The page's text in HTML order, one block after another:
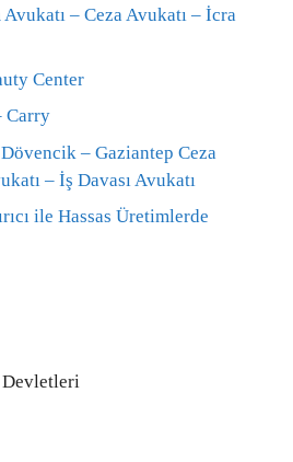
– Ceza Avukatı – İcra
Center
Carry
– Gaziantep Ceza
– İş Davası Avukatı
ile Hassas Üretimlerde